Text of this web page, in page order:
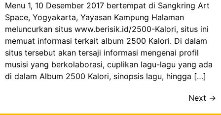
Menu 1, 10 Desember 2017 bertempat di Sangkring Art
Space, Yogyakarta, Yayasan Kampung Halaman
meluncurkan situs www.berisik.id/2500-Kalori, situs ini
memuat informasi terkait album 2500 Kalori. Di dalam
situs tersebut akan tersaji informasi mengenai profil
musisi yang berkolaborasi, cuplikan lagu-lagu yang ada
di dalam Album 2500 Kalori, sinopsis lagu, hingga […]
Next →